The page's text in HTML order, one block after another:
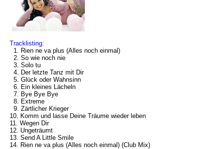
Tracklisting:
1. Rien ne va plus (Alles noch einmal)
2. So wie noch nie
3. Solo tu
4. Der letzte Tanz mit Dir
5. Glück oder Wahnsinn
6. Ein kleines Lächeln
7. Bye Bye Bye
8. Extreme
9. Zärtlicher Krieger
10. Komm und lasse Deine Träume wieder leben
11. Wegen Dir
12. Ungeträumt
13. Send A Little Smile
14. Rien ne va plus (Alles noch einmal) (Club Mix)